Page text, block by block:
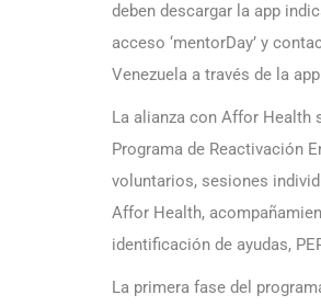
deben descargar la app
acceso ‘mentorDay’ y
Venezuela a través de la
La alianza con Affor Health
Programa de Reactivación
voluntarios, sesiones
Affor Health,
identificación de ayudas,
La primera fase del